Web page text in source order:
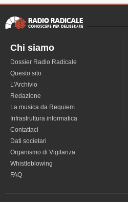
Chi siamo
Dossier Radio Radicale
Questo sito
L'Archivio
Redazione
La musica da Requiem
Infrastruttura informatica
Contattaci
Dati societari
Organismo di Vigilanza
Whistleblowing
FAQ